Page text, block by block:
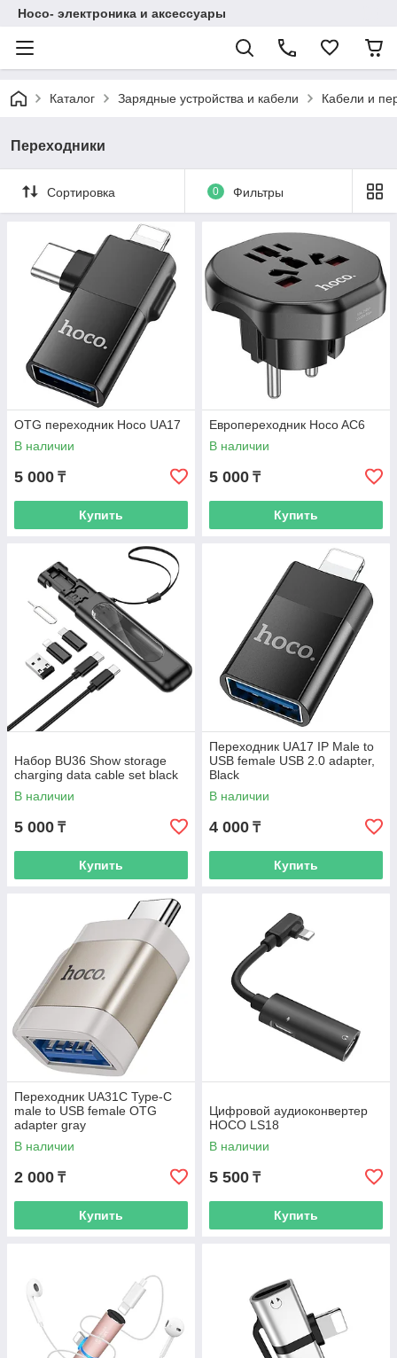
Hoco- электроника и аксессуары
Каталог Зарядные устройства и кабели Кабели и
Переходники
Сортировка 0 Фильтры
OTG переходник Hoco UA17
В наличии
5 000 ₸
Купить
Европереходник Hoco AC6
В наличии
5 000 ₸
Купить
Набор BU36 Show storage
charging data cable set black
В наличии
5 000 ₸
Купить
Переходник UA17 IP Male to
USB female USB 2.0 adapter,
Black
В наличии
4 000 ₸
Купить
Переходник UA31C Type-C
male to USB female OTG
adapter gray
В наличии
2 000 ₸
Купить
Цифровой аудиоконвертер
HOCO LS18
В наличии
5 500 ₸
Купить